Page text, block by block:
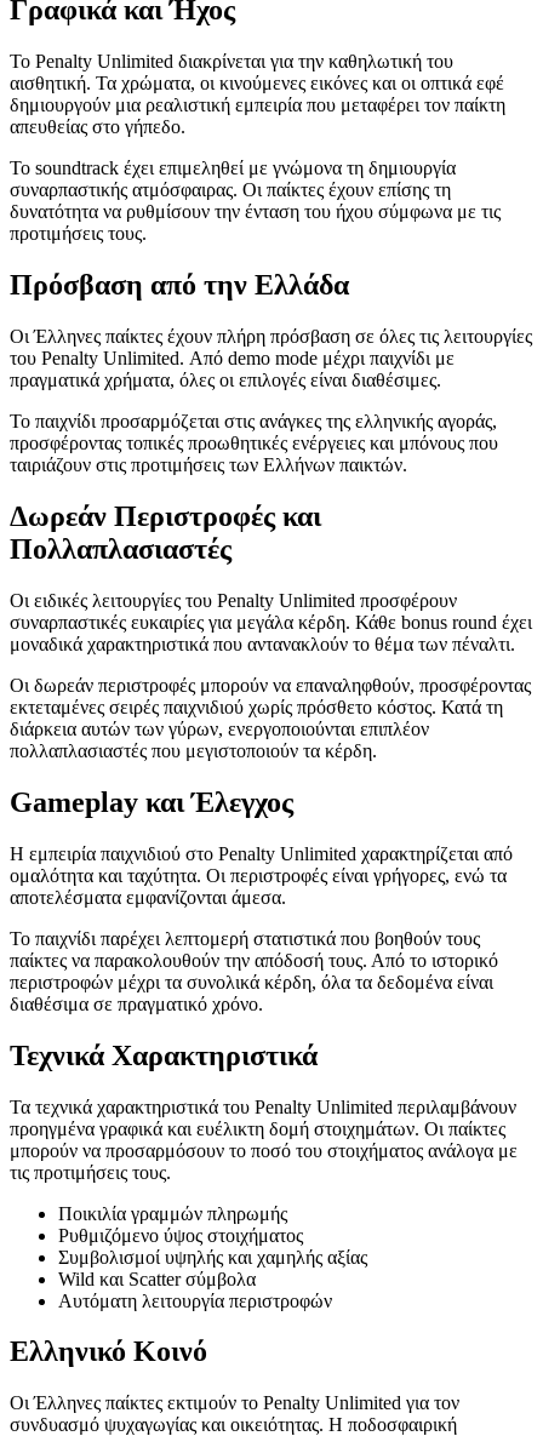
Γραφικά και Ήχος
Το Penalty Unlimited διακρίνεται για την καθηλωτική του
αισθητική. Τα χρώματα, οι κινούμενες εικόνες και οι οπτικά εφέ
δημιουργούν μια ρεαλιστική εμπειρία που μεταφέρει τον παίκτη
απευθείας στο γήπεδο.
Το soundtrack έχει επιμεληθεί με γνώμονα τη δημιουργία
συναρπαστικής ατμόσφαιρας. Οι παίκτες έχουν επίσης τη
δυνατότητα να ρυθμίσουν την ένταση του ήχου σύμφωνα με τις
προτιμήσεις τους.
Πρόσβαση από την Ελλάδα
Οι Έλληνες παίκτες έχουν πλήρη πρόσβαση σε όλες τις λειτουργίες
του Penalty Unlimited. Από demo mode μέχρι παιχνίδι με
πραγματικά χρήματα, όλες οι επιλογές είναι διαθέσιμες.
Το παιχνίδι προσαρμόζεται στις ανάγκες της ελληνικής αγοράς,
προσφέροντας τοπικές προωθητικές ενέργειες και μπόνους που
ταιριάζουν στις προτιμήσεις των Ελλήνων παικτών.
Δωρεάν Περιστροφές και
Πολλαπλασιαστές
Οι ειδικές λειτουργίες του Penalty Unlimited προσφέρουν
συναρπαστικές ευκαιρίες για μεγάλα κέρδη. Κάθε bonus round έχει
μοναδικά χαρακτηριστικά που αντανακλούν το θέμα των πέναλτι.
Οι δωρεάν περιστροφές μπορούν να επαναληφθούν, προσφέροντας
εκτεταμένες σειρές παιχνιδιού χωρίς πρόσθετο κόστος. Κατά τη
διάρκεια αυτών των γύρων, ενεργοποιούνται επιπλέον
πολλαπλασιαστές που μεγιστοποιούν τα κέρδη.
Gameplay και Έλεγχος
Η εμπειρία παιχνιδιού στο Penalty Unlimited χαρακτηρίζεται από
ομαλότητα και ταχύτητα. Οι περιστροφές είναι γρήγορες, ενώ τα
αποτελέσματα εμφανίζονται άμεσα.
Το παιχνίδι παρέχει λεπτομερή στατιστικά που βοηθούν τους
παίκτες να παρακολουθούν την απόδοσή τους. Από το ιστορικό
περιστροφών μέχρι τα συνολικά κέρδη, όλα τα δεδομένα είναι
διαθέσιμα σε πραγματικό χρόνο.
Τεχνικά Χαρακτηριστικά
Τα τεχνικά χαρακτηριστικά του Penalty Unlimited περιλαμβάνουν
προηγμένα γραφικά και ευέλικτη δομή στοιχημάτων. Οι παίκτες
μπορούν να προσαρμόσουν το ποσό του στοιχήματος ανάλογα με
τις προτιμήσεις τους.
Ποικιλία γραμμών πληρωμής
Ρυθμιζόμενο ύψος στοιχήματος
Συμβολισμοί υψηλής και χαμηλής αξίας
Wild και Scatter σύμβολα
Αυτόματη λειτουργία περιστροφών
Ελληνικό Κοινό
Οι Έλληνες παίκτες εκτιμούν το Penalty Unlimited για τον
συνδυασμό ψυχαγωγίας και οικειότητας. Η ποδοσφαιρική